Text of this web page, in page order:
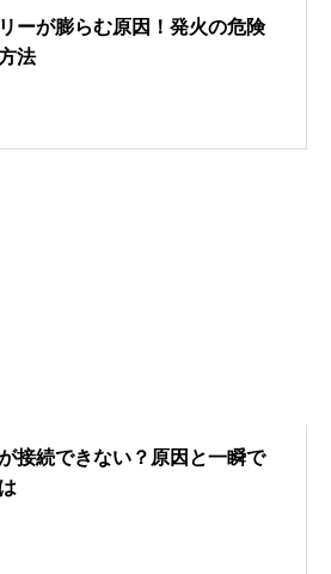
ーが膨らむ原因！発火の危険
法
接続できない？原因と一瞬で